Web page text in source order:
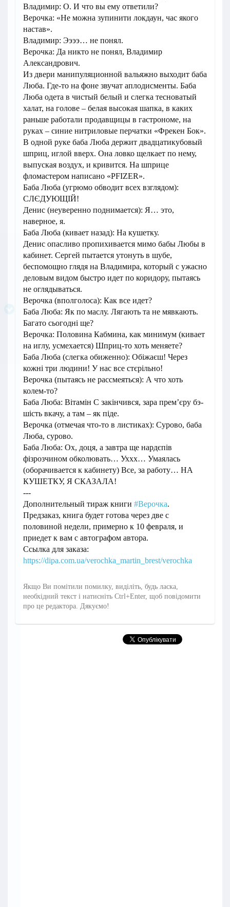
Владимир: О. И что вы ему ответили?
Верочка: «Не можна зупинити локдаун, час якого
настав».
Владимир: Ээээ… не понял.
Верочка: Да никто не понял, Владимир
Александрович.
Из двери манипуляционной вальяжно выходит баба
Люба. Где-то на фоне звучат аплодисменты. Баба
Люба одета в чистый белый и слегка тесноватый
халат, на голове – белая высокая шапка, в каких
раньше работали продавщицы в гастрономе, на
руках – синие нитриловые перчатки «Фрекен Бок».
В одной руке баба Люба держит двадцатикубовый
шприц, иглой вверх. Она ловко щелкает по нему,
выпуская воздух, и кривится. На шприце
фломастером написано «PFIZER».
Баба Люба (угрюмо обводит всех взглядом):
СЛЄДУЮЩІЙ!
Денис (неуверенно поднимается): Я… это,
наверное, я.
Баба Люба (кивает назад): На кушетку.
Денис опасливо пропихивается мимо бабы Любы в
кабинет. Сергей пытается утонуть в шубе,
беспомощно глядя на Владимира, который с ужасно
деловым видом быстро идет по коридору, пытаясь
не оглядываться.
Верочка (вполголоса): Как все идет?
Баба Люба: Як по маслу. Лягають та не мявкають.
Багато сьогодні ще?
Верочка: Половина Кабмина, как минимум (кивает
на иглу, усмехается) Шприц-то хоть меняете?
Баба Люба (слегка обиженно): Обіжаєш! Через
кожні три людини! У нас все стєрільно!
Верочка (пытаясь не рассмеяться): А что хоть
колем-то?
Баба Люба: Вітамін С закінчився, зара прем’єру бэ-
шість вкачу, а там – як піде.
Верочка (отмечая что-то в листиках): Сурово, баба
Люба, сурово.
Баба Люба: Ох, доця, а завтра ще нардєпів
фізрозчином обколювать… Уххх… Умаялась
(оборачивается к кабинету) Все, за работу… НА
КУШЕТКУ, Я СКАЗАЛА!
---
Дополнительный тираж книги #Верочка.
Предзаказ, книга будет готова через две с
половиной недели, примерно к 10 февраля, и
приедет к вам с автографом автора.
Ссылка для заказа:
https://dipa.com.ua/verochka_martin_brest/verochka
Якщо Ви помітили помилку, виділіть, будь ласка,
необхідний текст і натисніть Ctrl+Enter, щоб повідомити
про це редактора. Дякуємо!